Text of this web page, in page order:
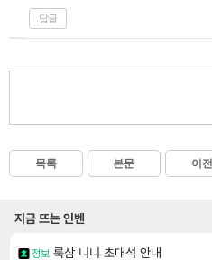
답글
목록 본문 이전
지금 뜨는 인벤
정보 룩삼 니니 초대석 안내